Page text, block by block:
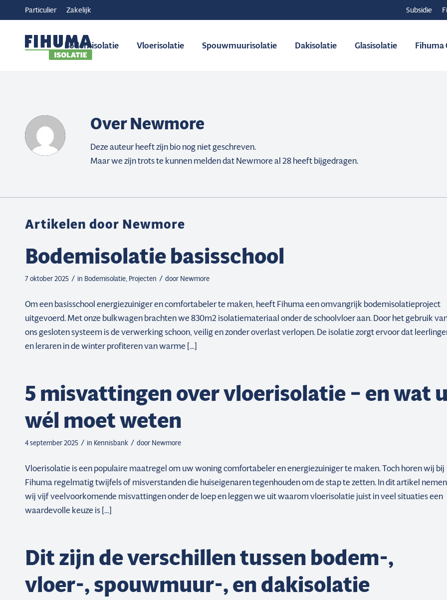
Subsidie
Particulier Zakelijk
Bodemisolatie Vloerisolatie Spouwmuurisolatie Dakisolatie Glasisolatie Fihuma
OverNewmore
Deze auteur heeft zijn bio nog niet geschreven.
Maar we zijn trots te kunnen melden datNewmoreal 28 heeft bijgedragen.
Artikelen door Newmore
Bodemisolatie basisschool
7 oktober 2025 / in Bodemisolatie, Projecten / door Newmore
Om een basisschool energiezuiniger en comfortabeler te maken, heeft Fihuma een omvangrijk bodemisolatieproject
uitgevoerd. Met onze bulkwagen brachten we 830m2 isolatiemateriaal onder de schoolvloer aan. Door het gebruik
ons gesloten systeem is de verwerking schoon, veilig en zonder overlast verlopen. De isolatie zorgt ervoor dat
en leraren in de winter profiteren van warme […]
5 misvattingen over vloerisolatie – en wat
wél moet weten
4 september 2025 / in Kennisbank / door Newmore
Vloerisolatie is een populaire maatregel om uw woning comfortabeler en energiezuiniger te maken. Toch horen wij bij
Fihuma regelmatig twijfels of misverstanden die huiseigenaren tegenhouden om de stap te zetten. In dit artikel nemen
wij vijf veelvoorkomende misvattingen onder de loep en leggen we uit waarom vloerisolatie juist in veel situaties een
waardevolle keuze is […]
Dit zijn de verschillen tussen bodem-,
vloer-, spouwmuur-, en dakisolatie